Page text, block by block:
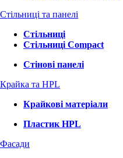
Стільниці та панелі
Стільниці
Стільниці Compact
Стінові панелі
Крайка та HPL
Крайкові матеріали
Пластик HPL
Фасади